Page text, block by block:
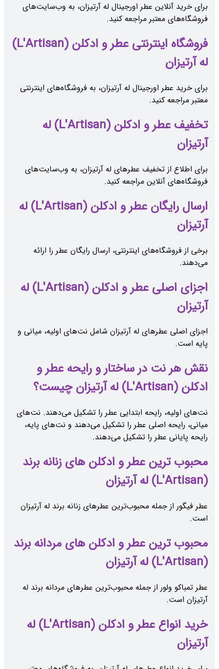
برای خرید آنلاین عطر اورجینال له آرتیزان، به وب‌سایت‌های
فروشگاه‌های معتبر مراجعه کنید.
فروشگاه اینترنتی عطر و ادکلن (L'Artisan)
له آرتیزان
برای خرید عطر اورجینال له آرتیزان، به فروشگاه‌های اینترنتی
معتبر مراجعه کنید.
تخفیف عطر و ادکلن (L'Artisan) له
آرتیزان
برای اطلاع از تخفیف عطرهای له آرتیزان، به وب‌سایت‌های
فروشگاه‌های آنلاین مراجعه کنید.
ارسال رایگان عطر و ادکلن (L'Artisan) له
آرتیزان
برخی از فروشگاه‌های اینترنتی، ارسال رایگان عطر را ارائه
می‌دهند.
اجزای اصلی عطر و ادکلن (L'Artisan) له
آرتیزان
اجزای اصلی عطرهای له آرتیزان شامل نت‌های اولیه، میانی و
پایه است.
نقش هر نت در ساختار و رایحه عطر و
ادکلن (L'Artisan) له آرتیزان چیست؟
نت‌های اولیه، رایحه ابتدایی عطر را تشکیل می‌دهند. نت‌های
میانی، رایحه اصلی عطر را تشکیل می‌دهند و نت‌های پایه،
رایحه پایانی عطر را تشکیل می‌دهند.
محبوب ‌ترین عطر و ادکلن های زنانه برند
(L'Artisan) له آرتیزان
عطر فیگور از جمله محبوب‌ترین عطرهای زنانه برند له آرتیزان
است.
محبوب ‌ترین عطر و ادکلن های مردانه برند
(L'Artisan) له آرتیزان
عطر تمباکو ولور از جمله محبوب‌ترین عطرهای مردانه برند له
آرتیزان است.
خرید انواع عطر و ادکلن (L'Artisan) له
آرتیزان